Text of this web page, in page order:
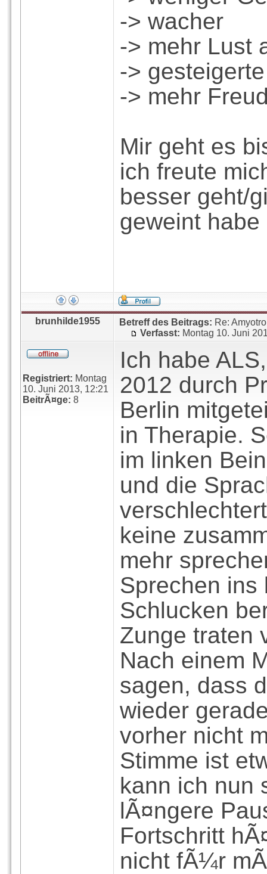
-> wacher
-> mehr Lust
->
-> mehr
Mir geht es
ich freute
besser geht/
geweint
brunhilde1955 Betreff des Beitrags: Re:
Verfasst: Montag 10. Juni
Registriert: Montag
10. Juni 2013, 12:21
BeitrÃ¤ge: 8
Ich habe
2012 durch
Berlin
in Therapie.
im linken
und die
keine
mehr
Sprechen
Schlucken
Zunge traten
Nach einem
sagen, dass
wieder
vorher nicht
Stimme ist
kann ich nun
lÃ¤ngere
Fortschritt
nicht fÃ¼r